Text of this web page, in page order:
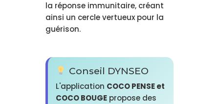
la réponse immunitaire, créant
ainsi un cercle vertueux pour la
guérison.
Conseil DYNSEO
L'application COCO PENSE et
COCO BOUGEpropose des